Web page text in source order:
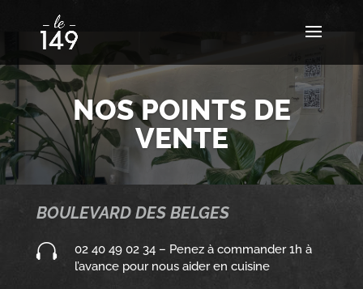
NOS POINTS DE
VENTE
BOULEVARD DES BELGES

02 40 49 02 34 – Penez à commander 1h à
l’avance pour nous aider en cuisine